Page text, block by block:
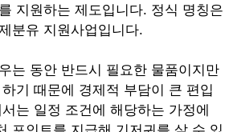
지원하는 제도입니다. 정식 명칭은
분유 지원사업입니다.
는 동안 반드시 필요한 물품이지만
기 때문에 경제적 부담이 큰 편입
는 일정 조건에 해당하는 가정에